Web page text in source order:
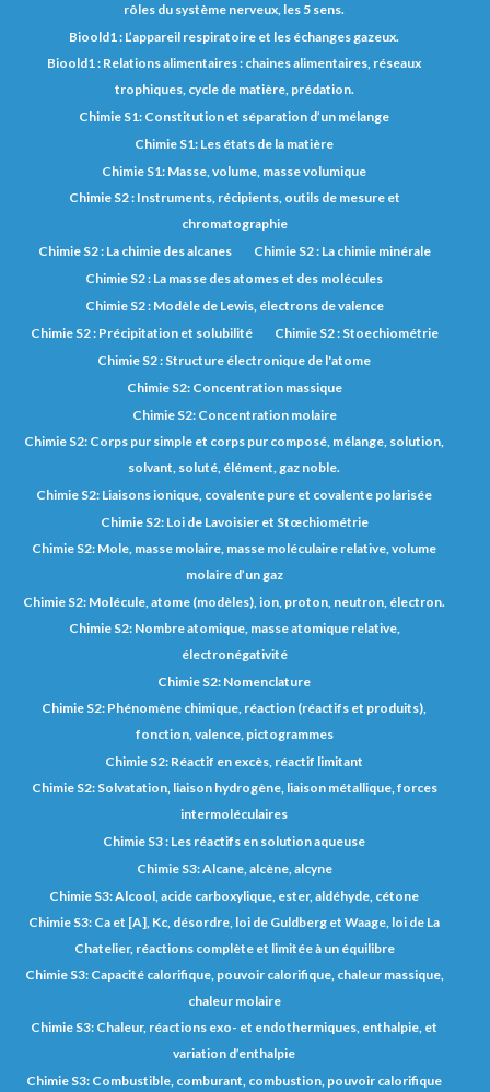
rôles du système nerveux, les 5 sens.
Bioold1 : L’appareil respiratoire et les échanges gazeux.
Bioold1 : Relations alimentaires : chaines alimentaires, réseaux
trophiques, cycle de matière, prédation.
Chimie S1: Constitution et séparation d’un mélange
Chimie S1: Les états de la matière
Chimie S1: Masse, volume, masse volumique
Chimie S2 : Instruments, récipients, outils de mesure et
chromatographie
Chimie S2 : La chimie des alcanes
Chimie S2 : La chimie minérale
Chimie S2 : La masse des atomes et des molécules
Chimie S2 : Modèle de Lewis, électrons de valence
Chimie S2 : Précipitation et solubilité
Chimie S2 : Stoechiométrie
Chimie S2 : Structure électronique de l'atome
Chimie S2: Concentration massique
Chimie S2: Concentration molaire
Chimie S2: Corps pur simple et corps pur composé, mélange, solution,
solvant, soluté, élément, gaz noble.
Chimie S2: Liaisons ionique, covalente pure et covalente polarisée
Chimie S2: Loi de Lavoisier et Stœchiométrie
Chimie S2: Mole, masse molaire, masse moléculaire relative, volume
molaire d’un gaz
Chimie S2: Molécule, atome (modèles), ion, proton, neutron, électron.
Chimie S2: Nombre atomique, masse atomique relative,
électronégativité
Chimie S2: Nomenclature
Chimie S2: Phénomène chimique, réaction (réactifs et produits),
fonction, valence, pictogrammes
Chimie S2: Réactif en excès, réactif limitant
Chimie S2: Solvatation, liaison hydrogène, liaison métallique, forces
intermoléculaires
Chimie S3 : Les réactifs en solution aqueuse
Chimie S3: Alcane, alcène, alcyne
Chimie S3: Alcool, acide carboxylique, ester, aldéhyde, cétone
Chimie S3: Ca et [A], Kc, désordre, loi de Guldberg et Waage, loi de La
Chatelier, réactions complète et limitée à un équilibre
Chimie S3: Capacité calorifique, pouvoir calorifique, chaleur massique,
chaleur molaire
Chimie S3: Chaleur, réactions exo- et endothermiques, enthalpie, et
variation d’enthalpie
Chimie S3: Combustible, comburant, combustion, pouvoir calorifique